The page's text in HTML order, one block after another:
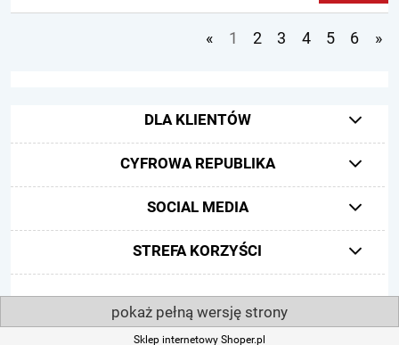
« 1 2 3 4 5 6 »
DLA KLIENTÓW
CYFROWA REPUBLIKA
SOCIAL MEDIA
STREFA KORZYŚCI
pokaż pełną wersję strony
Sklep internetowy Shoper.pl